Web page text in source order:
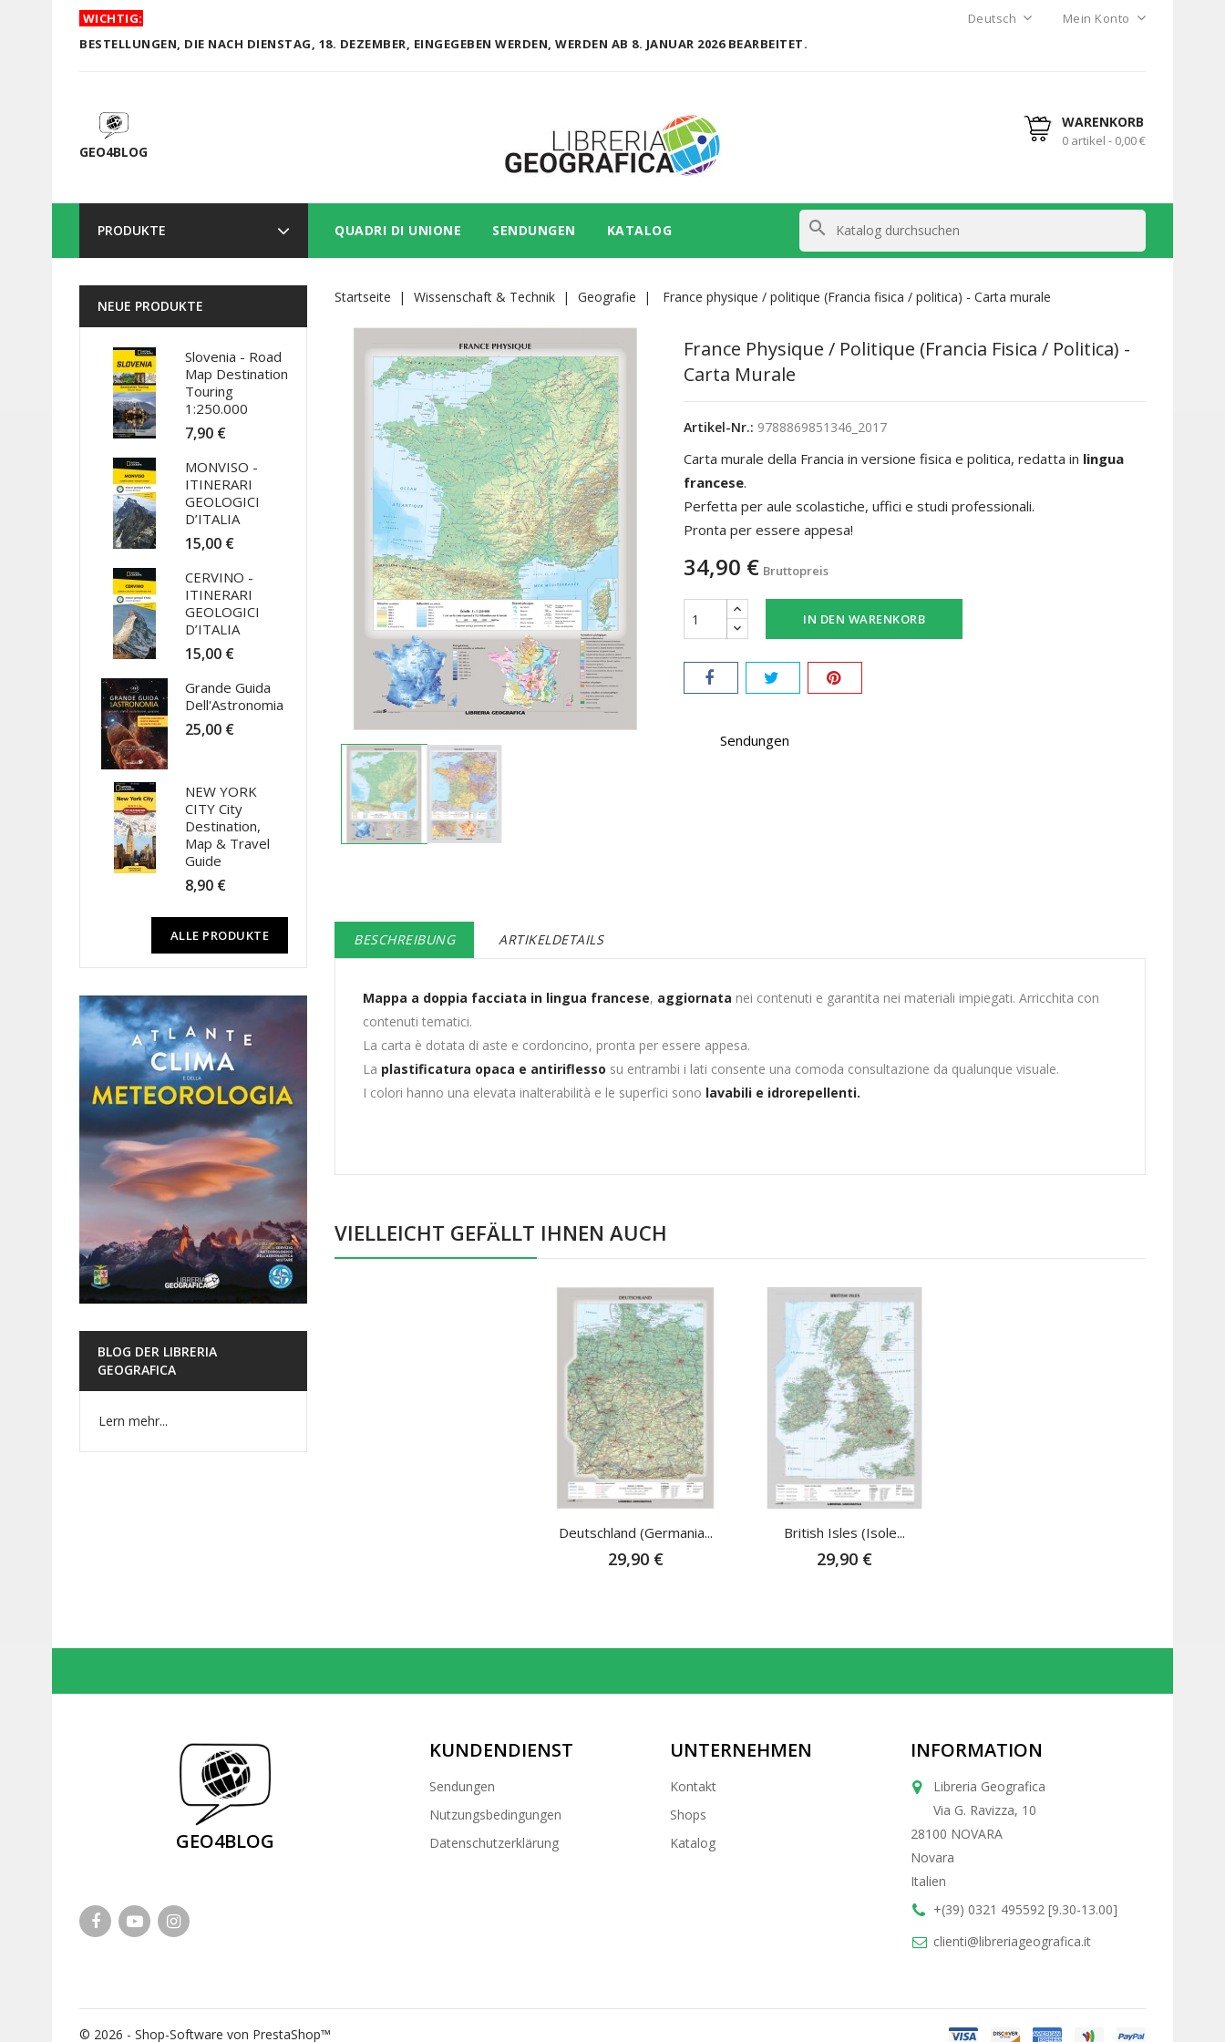
WICHTIG:
BESTELLUNGEN, DIE NACH DIENSTAG, 18. DEZEMBER, EINGEGEBEN WERDEN, WERDEN AB 8. JANUAR 2026 BEARBEITET.
Deutsch Mein Konto
GEO4BLOG
WARENKORB
0 artikel - 0,00 €
QUADRI DI UNIONE SENDUNGEN KATALOG
PRODUKTE search
NEUE PRODUKTE
Slovenia - Road
Map Destination
Touring
1:250.000
7,90 €
MONVISO -
ITINERARI
GEOLOGICI
D’ITALIA
15,00 €
CERVINO -
ITINERARI
GEOLOGICI
D’ITALIA
15,00 €
Grande Guida
Dell'Astronomia
25,00 €
NEW YORK
CITY City
Destination,
Map & Travel
Guide
8,90 €
ALLE PRODUKTE
BLOG DER LIBRERIA
GEOGRAFICA
Lern mehr...
Startseite Wissenschaft & Technik Geografie France physique / politique (Francia fisica / politica) - Carta murale
France Physique / Politique (Francia Fisica / Politica) -
Carta Murale
Artikel-Nr.: 9788869851346_2017
Carta murale della Francia in versione fisica e politica, redatta in lingua
francese.
Perfetta per aule scolastiche, uffici e studi professionali.
Pronta per essere appesa!
34,90 € Bruttopreis
IN DEN WARENKORB
Sendungen
BESCHREIBUNG ARTIKELDETAILS
Mappa a doppia facciata in lingua francese, aggiornata nei contenuti e garantita nei materiali impiegati. Arricchita con
contenuti tematici.
La carta è dotata di aste e cordoncino, pronta per essere appesa.
La plastificatura opaca e antiriflesso su entrambi i lati consente una comoda consultazione da qualunque visuale.
I colori hanno una elevata inalterabilità e le superfici sono lavabili e idrorepellenti.
VIELLEICHT GEFÄLLT IHNEN AUCH
Deutschland (Germania...
29,90 €
British Isles (Isole...
29,90 €
GEO4BLOG
KUNDENDIENST
Sendungen
Nutzungsbedingungen
Datenschutzerklärung
UNTERNEHMEN
Kontakt
Shops
Katalog
INFORMATION
Libreria Geografica
Via G. Ravizza, 10
28100 NOVARA
Novara
Italien
+(39) 0321 495592 [9.30-13.00]
clienti@libreriageografica.it
© 2026 - Shop-Software von PrestaShop™